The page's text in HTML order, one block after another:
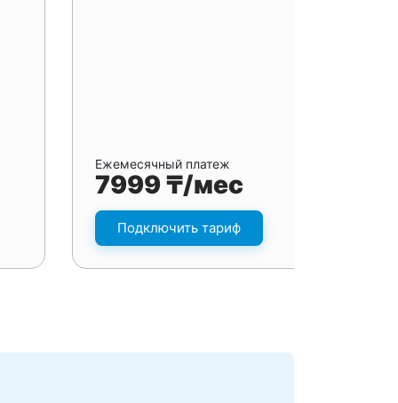
Ежемесячный платеж
7999 ₸/мес
Подключить тариф